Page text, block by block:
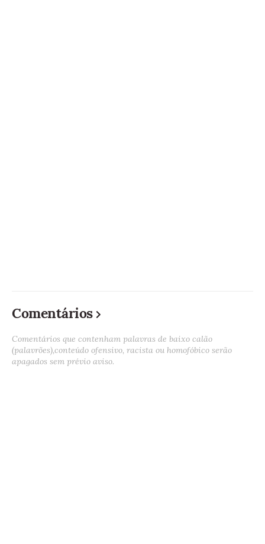
Comentários
Comentários que contenham palavras de baixo calão
(palavrões),conteúdo ofensivo, racista ou homofóbico serão
apagados sem prévio aviso.